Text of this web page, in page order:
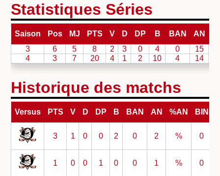
Statistiques Séries
Saison Pos MJ PTS V D DP B BAN AN
3
6 5 8 2 3 0 4 0 15
4
3 7 20 4 1 2 10 4 14
Historique des matchs
Versus PTS V D DP B BAN AN %AN BIN
3 1 0 0 2 0 2 % 0
1 0 0 1 0 0 1 % 0